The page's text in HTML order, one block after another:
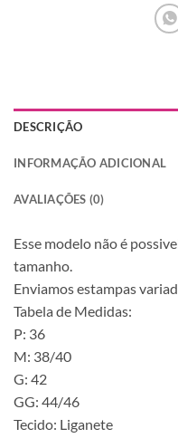
DESCRIÇÃO
INFORMAÇÃO ADICIONAL
AVALIAÇÕES (0)
Esse modelo não é
tamanho.
Enviamos estampas
Tabela de Medidas:
P: 36
M: 38/40
G: 42
GG: 44/46
Tecido: Liganete